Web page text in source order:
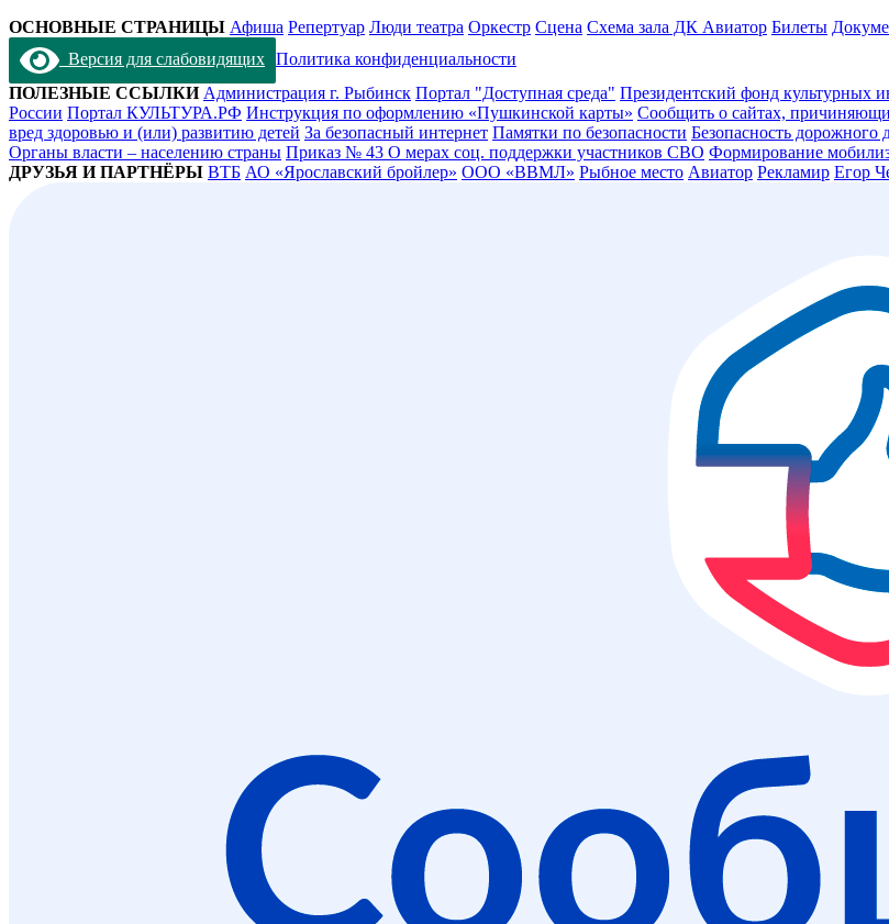
ОСНОВНЫЕ СТРАНИЦЫ Афиша Репертуар Люди театра Оркестр Сцена Схема зала ДК Авиатор Билеты
Версия для слабовидящих Политика конфиденциальности
ПОЛЕЗНЫЕ ССЫЛКИ Администрация г. Рыбинск Портал "Доступная среда" Президентский фонд культурных
России Портал КУЛЬТУРА.РФ Инструкция по оформлению «Пушкинской карты» Сообщить о сайтах,
вред здоровью и (или) развитию детей За безопасный интернет Памятки по безопасности Безопасность дорожного
Органы власти – населению страны Приказ № 43 О мерах соц. поддержки участников СВО Формирование
ДРУЗЬЯ И ПАРТНЁРЫ ВТБ АО «Ярославский бройлер» ООО «ВВМЛ» Рыбное место Авиатор Рекламир Егор